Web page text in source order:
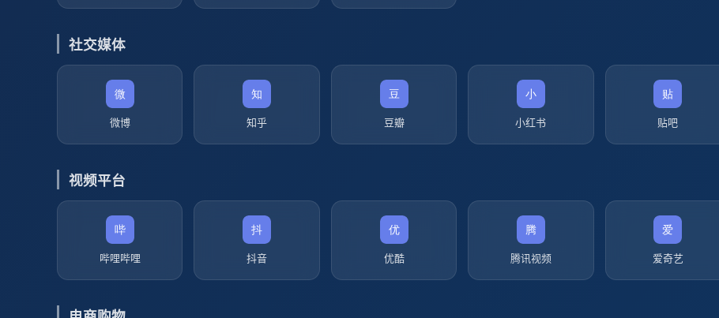
社交媒体
微博 知乎 豆瓣 小红书 贴吧
视频平台
哔哩哔哩 抖音 优酷 腾讯视频 爱奇艺